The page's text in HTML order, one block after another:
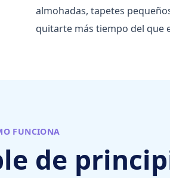
almohadas, tapetes
quitarte más tiempo del que
FUNCIONA
de